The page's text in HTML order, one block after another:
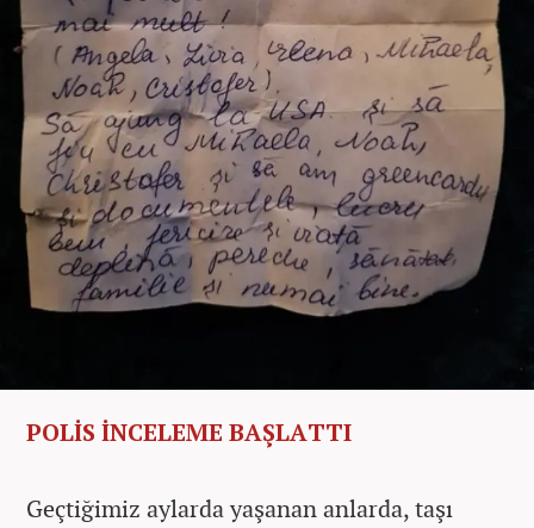
POLİS İNCELEME BAŞLATTI
Geçtiğimiz aylarda yaşanan anlarda, taşı